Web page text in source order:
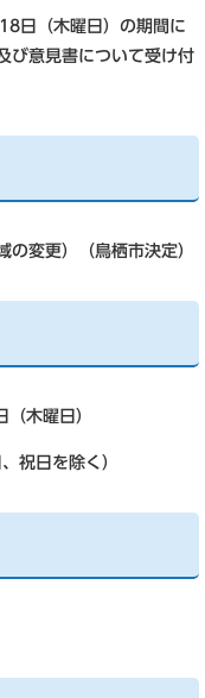
日（木曜日）の期間に
び意見書について受け付
の変更）（鳥栖市決定）
日（木曜日）
日を除く）